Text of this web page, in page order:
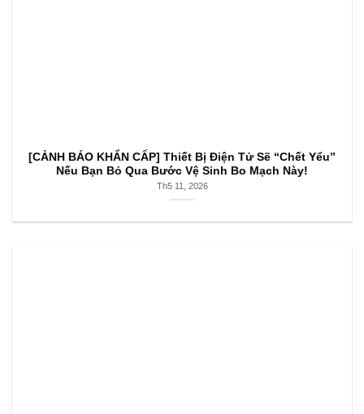
[CẢNH BÁO KHẨN CẤP] Thiết Bị Điện Tử Sẽ “Chết Yểu”
Nếu Bạn Bỏ Qua Bước Vệ Sinh Bo Mạch Này!
Th5 11, 2026